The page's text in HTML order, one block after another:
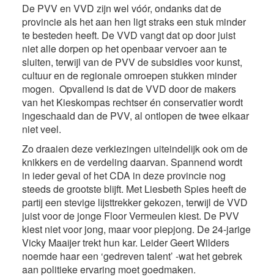
De PVV en VVD zijn wel vóór, ondanks dat de
provincie als het aan hen ligt straks een stuk minder
te besteden heeft. De VVD vangt dat op door juist
niet alle dorpen op het openbaar vervoer aan te
sluiten, terwijl van de PVV de subsidies voor kunst,
cultuur en de regionale omroepen stukken minder
mogen. Opvallend is dat de VVD door de makers
van het Kieskompas rechtser én conservatier wordt
ingeschaald dan de PVV, al ontlopen de twee elkaar
niet veel.
Zo draaien deze verkiezingen uiteindelijk ook om de
knikkers en de verdeling daarvan. Spannend wordt
in ieder geval of het CDA in deze provincie nog
steeds de grootste blijft. Met Liesbeth Spies heeft de
partij een stevige lijsttrekker gekozen, terwijl de VVD
juist voor de jonge Floor Vermeulen kiest. De PVV
kiest niet voor jong, maar voor piepjong. De 24-jarige
Vicky Maaijer trekt hun kar. Leider Geert Wilders
noemde haar een ‘gedreven talent’ -wat het gebrek
aan politieke ervaring moet goedmaken.